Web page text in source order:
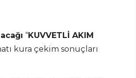
“KUVVETLİ AKIM
kura çekim sonuçları